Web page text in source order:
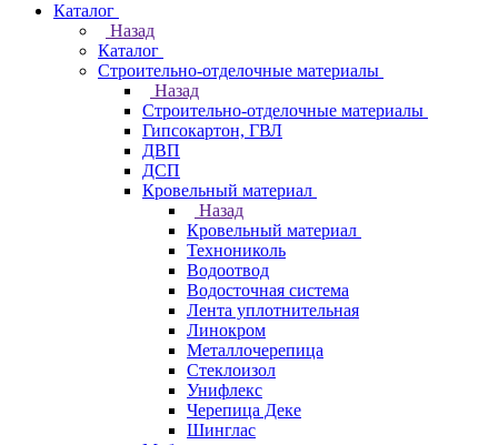
Каталог
Назад
Каталог
Строительно-отделочные материалы
Назад
Строительно-отделочные материалы
Гипсокартон, ГВЛ
ДВП
ДСП
Кровельный материал
Назад
Кровельный материал
Технониколь
Водоотвод
Водосточная система
Лента уплотнительная
Линокром
Металлочерепица
Стеклоизол
Унифлекс
Черепица Деке
Шинглас